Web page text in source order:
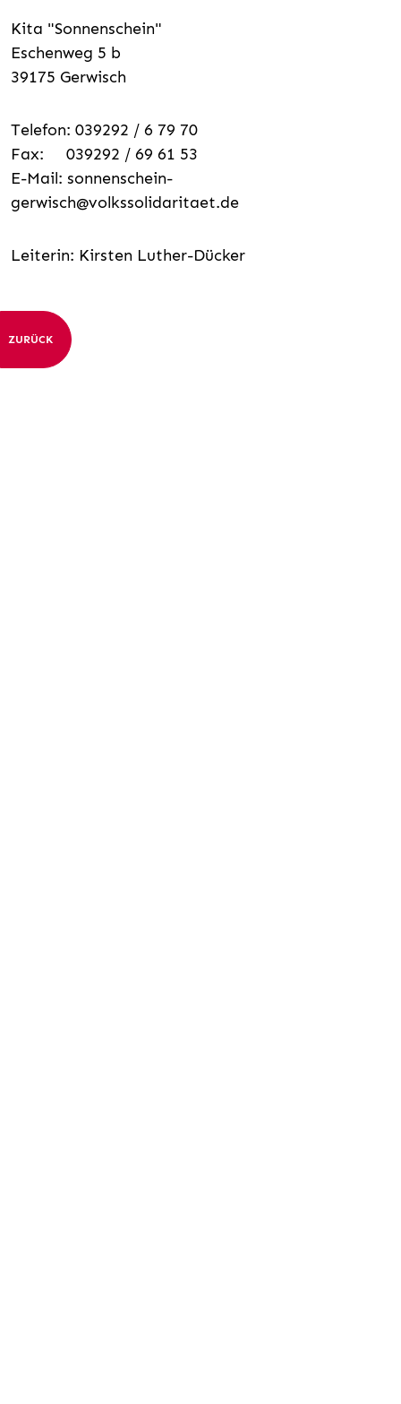
Kita "Sonnenschein"
Eschenweg 5 b
39175 Gerwisch
Telefon: 039292 / 6 79 70
Fax: 039292 / 69 61 53
E-Mail: sonnenschein-
gerwisch@volkssolidaritaet.de
Leiterin: Kirsten Luther-Dücker
ZURÜCK